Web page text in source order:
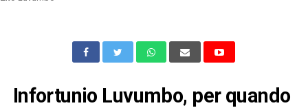
Infortunio Luvumbo, per quando